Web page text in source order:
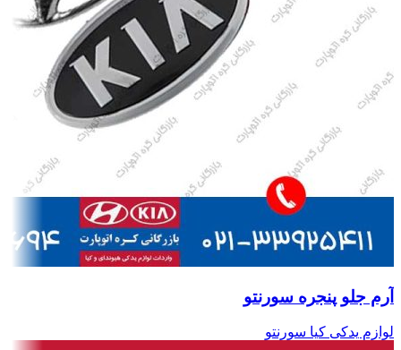
آرم جلو پنجره سورنتو
لوازم یدکی کیا سورنتو